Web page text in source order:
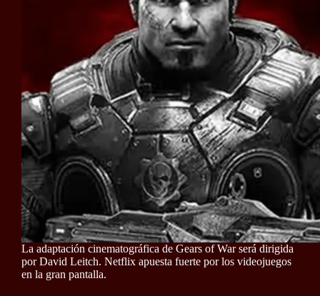
La adaptación cinematográfica de Gears of War será dirigida
por David Leitch. Netflix apuesta fuerte por los videojuegos
en la gran pantalla.